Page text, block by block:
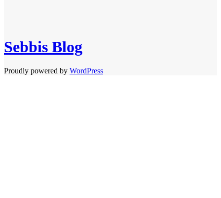
Sebbis Blog
Proudly powered by WordPress